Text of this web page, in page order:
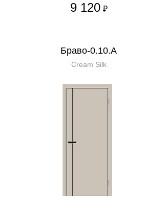
9 120 ₽
Браво-0.10.А
Cream Silk